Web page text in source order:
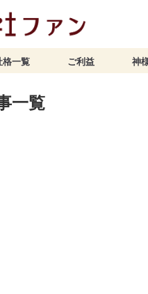
格一覧 ご利益 神
一覧